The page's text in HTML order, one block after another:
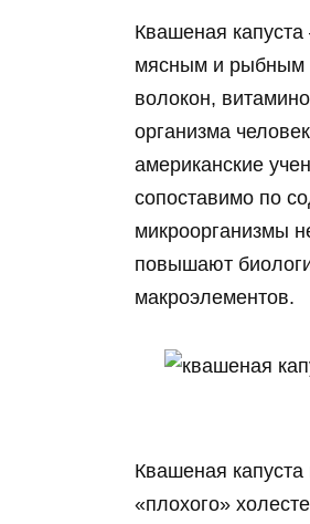
Квашеная
мясным и рыбным
волокон,
организма
американские
сопоставимо по
микроорганизмы
повышают
макроэлементов.
Квашеная
«плохого»